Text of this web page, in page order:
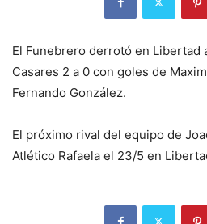
El Funebrero derrotó en Libertad
Casares 2 a 0 con goles de
Fernando González.
El próximo rival del equipo de
Atlético Rafaela el 23/5 en